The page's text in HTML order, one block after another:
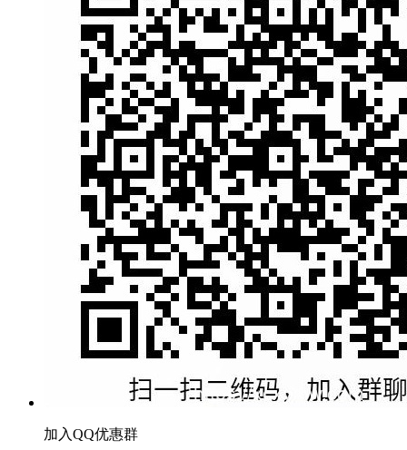
加入QQ优惠群